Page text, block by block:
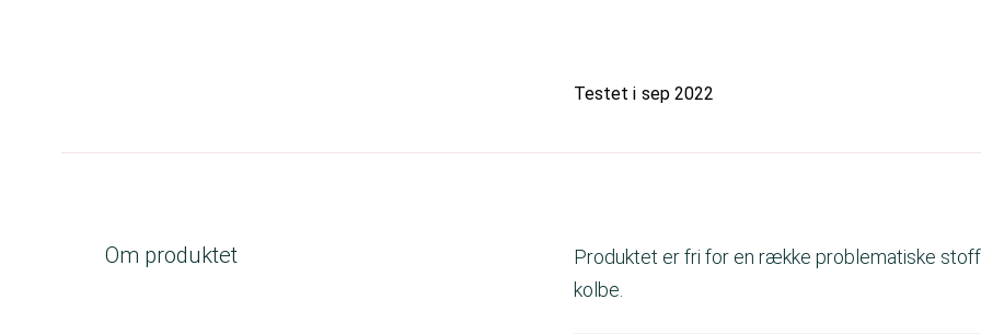
Testet i sep 2022
Om produktet
Produktet er fri for en række problematiske
kolbe.